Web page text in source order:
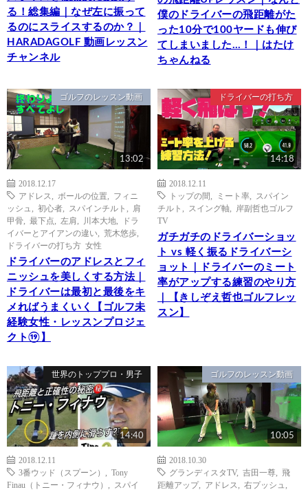
る！総集編｜なぜ左に振って
るのにスライスするのか？｜
HARADAGOLF 動画レッスン
チャンネル
僕のドライバーの飛距離がた
った10分で100ヤードも伸び
てしまいました…！｜はたけ
ちゃんねる
ゴルフのレッスン動画
13:02
2018.12.17
アドレス
ボールの位置
フィニ
ッシュ
初心者 スパインチルト
肩
甲骨
最下点 左肩 川本大地
ドラ
イバーとアイアンの違い
荒木悠歩
ドライバーの打ち方 女性
ドライバーのアドレスとフィ
ニッシュを美しくする方法｜
ドライバーは最初と最後をキ
メればうまくいく【ゴルフ未
経験女性・レッスンプロジェ
クト⑲】
ドライバーの打ち方
14:18
2018.12.11
トップの間
ミート率
スパイン
チルト
スイング軸
岸副哲也ゴルフ
TV
ガチガチのドライバーショッ
ト vs 軽く振るドライバーシ
ョット｜ドライバーのミート
率がアップする練習のやり方
｜【きしぞえ哲也ゴルフレッ
スン】
世界のトッププロ・男子
14:40
2018.12.11
3番ウッド（スプーン）
Tony
Finau（トニー・フィナウ）
スパイ
ゴルフのレッスン動画
10:05
2018.10.30
グランディスタTV, 吉田一尊
飛
距離アップ, アドレス 右プッシュ